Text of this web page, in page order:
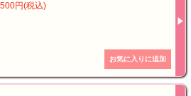
円(税込)